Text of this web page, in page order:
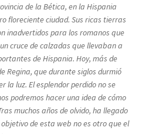
de la Bética, en la Hispania
floreciente ciudad. Sus ricas tierras
inadvertidos para los romanos que
cruce de calzadas que llevaban a
de Hispania. Hoy, más de
Regina, que durante siglos durmió
la luz. El esplendor perdido no se
podremos hacer una idea de cómo
muchos años de olvido, ha llegado
de esta web no es otro que el